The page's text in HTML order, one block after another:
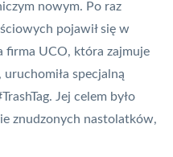
nowym. Po raz
pojawił się w
firma UCO, która zajmuje
specjalną
Jej celem było
znudzonych nastolatków,